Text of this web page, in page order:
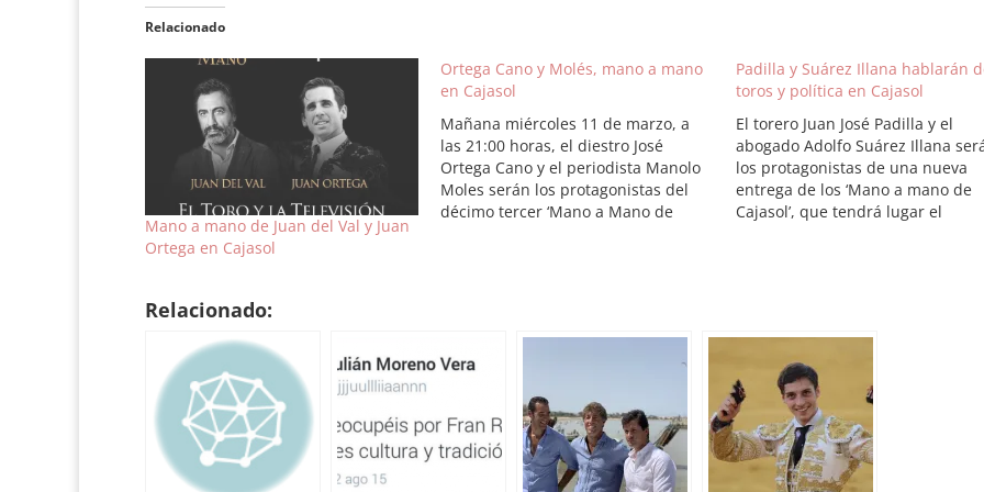
Relacionado
Mano a mano de Juan del Val y Juan
Ortega en Cajasol
Ortega Cano y Molés, mano a mano
en Cajasol
Mañana miércoles 11 de marzo, a
las 21:00 horas, el diestro José
Ortega Cano y el periodista Manolo
Moles serán los protagonistas del
décimo tercer ‘Mano a Mano de
Padilla y Suárez Illana hablarán
toros y política en Cajasol
El torero Juan José Padilla y el
abogado Adolfo Suárez Illana
los protagonistas de una nueva
entrega de los ‘Mano a mano de
Cajasol’, que tendrá lugar el
Relacionado: